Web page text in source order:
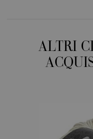
ALTRI